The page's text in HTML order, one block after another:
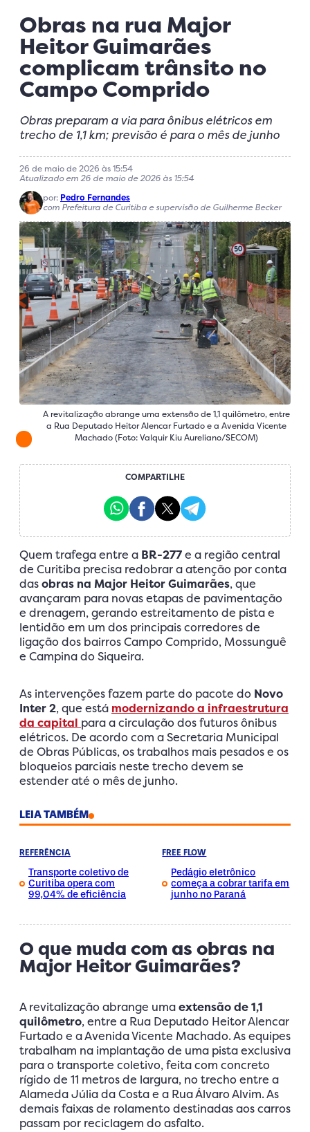
Obras na rua Major
Heitor Guimarães
complicam trânsito no
Campo Comprido
Obras preparam a via para ônibus elétricos em
trecho de 1,1 km; previsão é para o mês de junho
26 de maio de 2026 às 15:54
Atualizado em 26 de maio de 2026 às 15:54
por: Pedro Fernandes
com Prefeitura de Curitiba e supervisão de Guilherme Becker
A revitalização abrange uma extensão de 1,1 quilômetro, entre
a Rua Deputado Heitor Alencar Furtado e a Avenida Vicente
Machado (Foto: Valquir Kiu Aureliano/SECOM)
COMPARTILHE
Quem trafega entre a BR-277e a região central
de Curitiba precisa redobrar a atenção por conta
dasobras na Major Heitor Guimarães, que
avançaram para novas etapas de pavimentação
e drenagem, gerando estreitamento de pista e
lentidão em um dos principais corredores de
ligação dos bairros Campo Comprido, Mossunguê
e Campina do Siqueira.
As intervenções fazem parte do pacote do Novo
Inter 2, que está modernizando a infraestrutura
da capital para a circulação dos futuros ônibus
elétricos. De acordo com a Secretaria Municipal
de Obras Públicas, os trabalhos mais pesados e os
bloqueios parciais neste trecho devem se
estender até o mês de junho.
LEIA TAMBÉM
REFERÊNCIA
Transporte coletivo de
Curitiba opera com
99,04% de eficiência
FREE FLOW
Pedágio eletrônico
começa a cobrar tarifa em
junho no Paraná
O que muda com as obras na
Major Heitor Guimarães?
A revitalização abrange umaextensão de 1,1
quilômetro, entre a Rua Deputado Heitor Alencar
Furtado e a Avenida Vicente Machado. As equipes
trabalham na implantação de uma pista exclusiva
para o transporte coletivo, feita com concreto
rígido de 11 metros de largura, no trecho entre a
Alameda Júlia da Costa e a Rua Álvaro Alvim. As
demais faixas de rolamento destinadas aos carros
passam por reciclagem do asfalto.